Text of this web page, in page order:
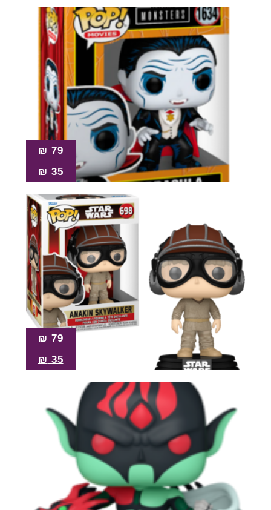
79
₪
35
₪
79
₪
35
₪